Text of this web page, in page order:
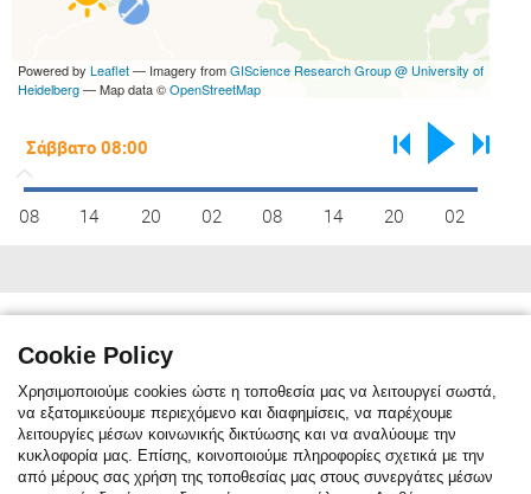
Powered by Leaflet— Imagery fromGIScience Research Group @ University of
Heidelberg— Map data ©OpenStreetMap
08 14 20 02 08 14 20 02
Η κλιματική αναφορά δείχνει τη μηνιαία μέση θερμοκρασία. Η κόκκινη
γραμμή είναι η μέση μέγιστη θερμοκρασία, ενώ η μπλε γραμμή είναι η
Cookie Policy
Χρησιμοποιούμε cookies ώστε η τοποθεσία μας να λειτουργεί σωστά,
να εξατομικεύουμε περιεχόμενο και διαφημίσεις, να παρέχουμε
λειτουργίες μέσων κοινωνικής δικτύωσης και να αναλύουμε την
κυκλοφορία μας. Επίσης, κοινοποιούμε πληροφορίες σχετικά με την
από μέρους σας χρήση της τοποθεσίας μας στους συνεργάτες μέσων